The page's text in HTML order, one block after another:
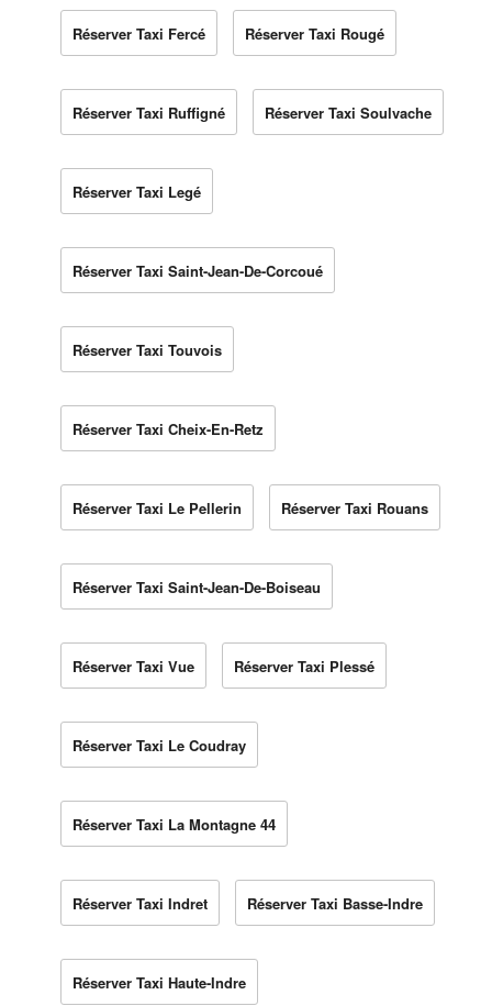
Réserver Taxi Fercé Réserver Taxi Rougé
Réserver Taxi Ruffigné Réserver Taxi Soulvache
Réserver Taxi Legé
Réserver Taxi Saint-Jean-De-Corcoué
Réserver Taxi Touvois
Réserver Taxi Cheix-En-Retz
Réserver Taxi Le Pellerin Réserver Taxi Rouans
Réserver Taxi Saint-Jean-De-Boiseau
Réserver Taxi Vue Réserver Taxi Plessé
Réserver Taxi Le Coudray
Réserver Taxi La Montagne 44
Réserver Taxi Indret Réserver Taxi Basse-Indre
Réserver Taxi Haute-Indre